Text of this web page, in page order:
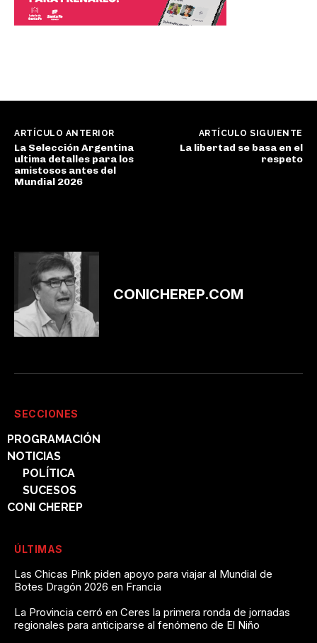
ARTÍCULO ANTERIOR
La Selección Argentina
ultima detalles para los
amistosos antes del
Mundial 2026
ARTÍCULO SIGUIENTE
La libertad se basa en el
respeto
CONICHEREP.COM
SECCIONES
PROGRAMACIÓN
NOTICIAS
POLÍTICA
SUCESOS
CONI CHEREP
ÚLTIMAS
Las Chicas Pink piden apoyo para viajar al Mundial de
Botes Dragón 2026 en Francia
La Provincia cerró en Ceres la primera ronda de jornadas
regionales para anticiparse al fenómeno de El Niño